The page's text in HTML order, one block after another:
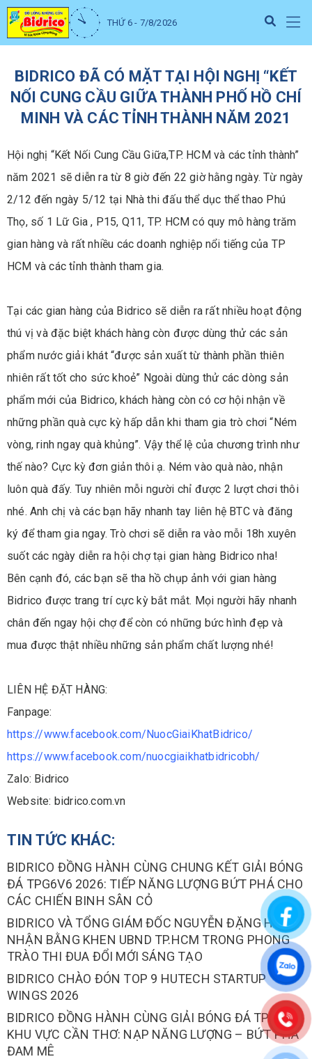
THỨ 6 - 7/8/2026
BIDRICO ĐÃ CÓ MẶT TẠI HỘI NGHỊ “KẾT
NỐI CUNG CẦU GIỮA THÀNH PHỐ HỒ CHÍ
MINH VÀ CÁC TỈNH THÀNH NĂM 2021
Hội nghị “Kết Nối Cung Cầu Giữa,TP. HCM và các tỉnh thành”
năm 2021 sẽ diễn ra từ 8 giờ đến 22 giờ hằng ngày. Từ ngày
2/12 đến ngày 5/12 tại Nhà thi đấu thể dục thể thao Phú
Thọ, số 1 Lữ Gia , P15, Q11, TP. HCM có quy mô hàng trăm
gian hàng và rất nhiều các doanh nghiệp nổi tiếng của TP
HCM và các tỉnh thành tham gia.
Tại các gian hàng của Bidrico sẽ diễn ra rất nhiều hoạt động
thú vị và đặc biệt khách hàng còn được dùng thử các sản
phẩm nước giải khát “được sản xuất từ thành phần thiên
nhiên rất tốt cho sức khoẻ” Ngoài dùng thử các dòng sản
phẩm mới của Bidrico, khách hàng còn có cơ hội nhận về
những phần quà cực kỳ hấp dẫn khi tham gia trò chơi “Ném
vòng, rinh ngay quà khủng”. Vậy thể lệ của chương trình như
thế nào? Cực kỳ đơn giản thôi ạ. Ném vào quà nào, nhận
luôn quà đấy. Tuy nhiên mỗi người chỉ được 2 lượt chơi thôi
nhé. Anh chị và các bạn hãy nhanh tay liên hệ BTC và đăng
ký để tham gia ngay. Trò chơi sẽ diễn ra vào mỗi 18h xuyên
suốt các ngày diễn ra hội chợ tại gian hàng Bidrico nha!
Bên cạnh đó, các bạn sẽ tha hồ chụp ảnh với gian hàng
Bidrico được trang trí cực kỳ bắt mắt. Mọi người hãy nhanh
chân đến ngay hội chợ để còn có những bức hình đẹp và
mua được thật nhiều những sản phẩm chất lượng nhé!
LIÊN HỆ ĐẶT HÀNG:
Fanpage:
https://www.facebook.com/NuocGiaiKhatBidrico/
https://www.facebook.com/nuocgiaikhatbidricobh/
Zalo: Bidrico
Website: bidrico.com.vn
TIN TỨC KHÁC:
BIDRICO ĐỒNG HÀNH CÙNG CHUNG KẾT GIẢI BÓNG
ĐÁ TPG6V6 2026: TIẾP NĂNG LƯỢNG BỨT PHÁ CHO
CÁC CHIẾN BINH SÂN CỎ
BIDRICO VÀ TỔNG GIÁM ĐỐC NGUYỄN ĐẶNG HIẾN
NHẬN BẰNG KHEN UBND TP.HCM TRONG PHONG
TRÀO THI ĐUA ĐỔI MỚI SÁNG TẠO
BIDRICO CHÀO ĐÓN TOP 9 HUTECH STARTUP
WINGS 2026
BIDRICO ĐỒNG HÀNH CÙNG GIẢI BÓNG ĐÁ TPG6V6
KHU VỰC CẦN THƠ: NẠP NĂNG LƯỢNG – BỨT PHÁ
ĐAM MÊ